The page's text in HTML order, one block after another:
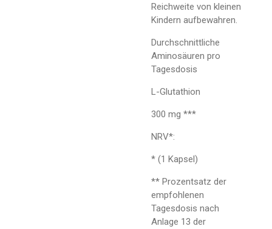
Reichweite von kleinen
Kindern aufbewahren.
Durchschnittliche
Aminosäuren pro
Tagesdosis
L-Glutathion
300 mg ***
NRV*:
* (1 Kapsel)
** Prozentsatz der
empfohlenen
Tagesdosis nach
Anlage 13 der